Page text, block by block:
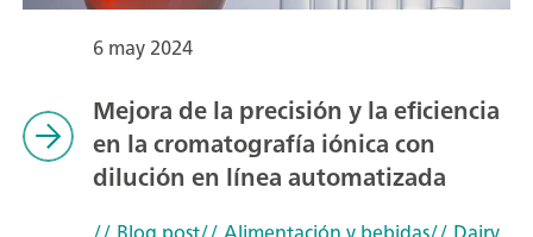
6 may 2024
Mejora de la precisión y la eficiencia
en la cromatografía iónica con
dilución en línea automatizada